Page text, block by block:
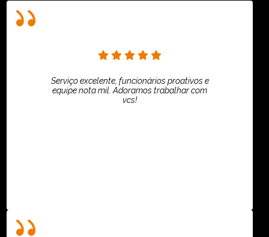
Serviço excelente, funcionários proativos e
equipe nota mil. Adoramos trabalhar com
vcs!